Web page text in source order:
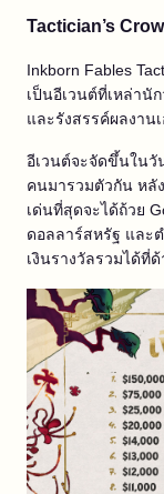
Tactician’s
Inkborn Fables
เป็นอีเวนต์ที่เหล่านั
และรังสรรค์ผลงาน
อีเวนต์จะจัดขึ้นในวั
คนมารวมตัวกัน หลั
เด่นที่สุดจะได้ถ้วย
ดอลลาร์สหรัฐ และ
เงินรางวัลรวมได้ที่